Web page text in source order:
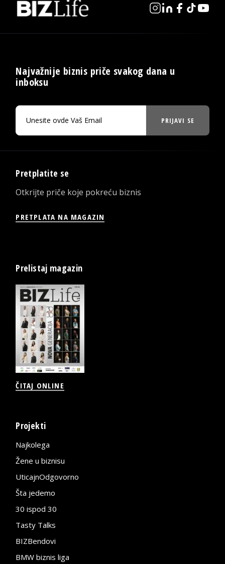
Najvažnije biznis priče svakog dana u
inboksu
PRIJAVI SE
Pretplatite se
Otkrijte priče koje pokreću biznis
PRETPLATA NA MAGAZIN
Prelistaj magazin
ČITAJ ONLINE
Projekti
Najkolega
Žene u biznisu
UticajnOdgovorno
Šta jedemo
30 ispod 30
Tasty Talks
BIZBendovi
BMW biznis liga